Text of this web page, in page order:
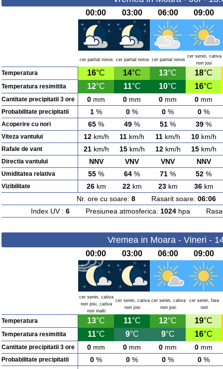
00:00 03:00 06:00 09:00
cer partial noros cer partial noros cer partial noros
cer senin, cativa
nori josi
Temperatura 16°C 14°C 13°C 18°C
Temperatura resimitita 12°C 11°C 10°C 16°C
Cantitate precipitatii 3 ore 0 mm 0 mm 0 mm 0 mm
Probabilitate precipitatii 1 % 0 % 0 % 0 %
Acoperire cu nori 65 % 49 % 51 % 39 %
Viteza vantului 12km/h 11 km/h 11 km/h 10km/h
Rafale de vant 21km/h 15km/h 12km/h 15km/h
Directia vantului NNV VNV VNV NNV
Umiditatea relativa 55 % 64 % 71 % 52 %
Vizibilitate 26km 22km 23km 36km
Nr. ore cu soare: 8Rasarit soare: 06:06
Index UV : 6Presiunea atmosferica: 1024hpa
Vremea in Moara - Vineri -
00:00 03:00 06:00 09:00
cer senin, cativa
nori josi, cativa
nori inalti
cer senin, cativa
nori josi
cer senin, cativa
nori josi
cer senin, fara
nori
Temperatura 13°C 11°C 12°C 19°C
Temperatura resimitita 11°C 9°C 9°C 16°C
Cantitate precipitatii 3 ore 0 mm 0 mm 0 mm 0 mm
Probabilitate precipitatii 0 % 0 % 0 % 0 %